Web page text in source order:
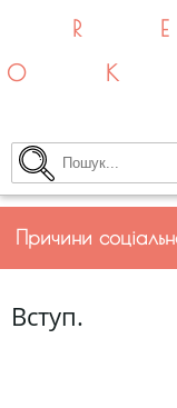
Причини
Вступ.